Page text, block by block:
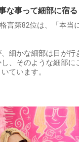
な事って細部に宿る
言第82位は、「本当
細かな細部は目が行
、そのような細部に
ています。